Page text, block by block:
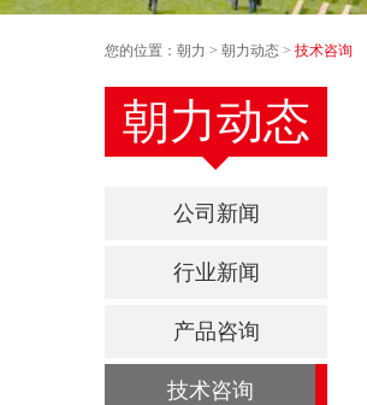
您的位置： 朝力 > 朝力动态 > 技术咨询
朝力动态
公司新闻
行业新闻
产品咨询
技术咨询